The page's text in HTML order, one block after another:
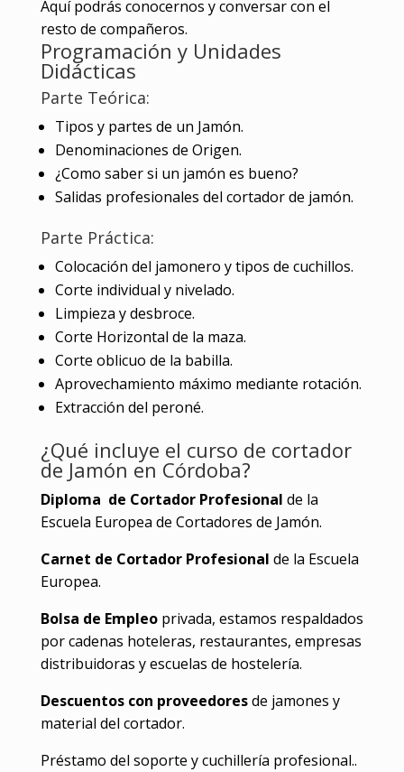
Aquí podrás conocernos y conversar con el
resto de compañeros.
Programación y Unidades
Didácticas
Parte Teórica:
Tipos y partes de un Jamón.
Denominaciones de Origen.
¿Como saber si un jamón es bueno?
Salidas profesionales del cortador de jamón.
Parte Práctica:
Colocación del jamonero y tipos de cuchillos.
Corte individual y nivelado.
Limpieza y desbroce.
Corte Horizontal de la maza.
Corte oblicuo de la babilla.
Aprovechamiento máximo mediante rotación.
Extracción del peroné.
¿Qué incluye el curso de cortador
de Jamón en Córdoba?
Diploma de Cortador Profesional de la
Escuela Europea de Cortadores de Jamón.
Carnet de Cortador Profesional de la Escuela
Europea.
Bolsa de Empleoprivada, estamos respaldados
por cadenas hoteleras, restaurantes, empresas
distribuidoras y escuelas de hostelería.
Descuentos con proveedoresde jamones y
material del cortador.
Préstamo del soporte y cuchillería profesional..